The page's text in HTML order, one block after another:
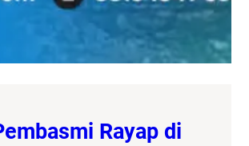
Rayap di